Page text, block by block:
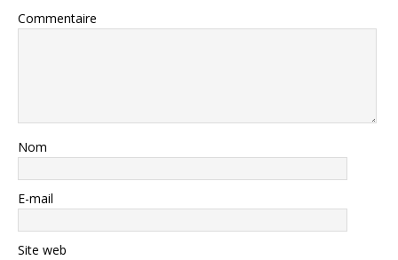
Commentaire
Nom
E-mail
Site web